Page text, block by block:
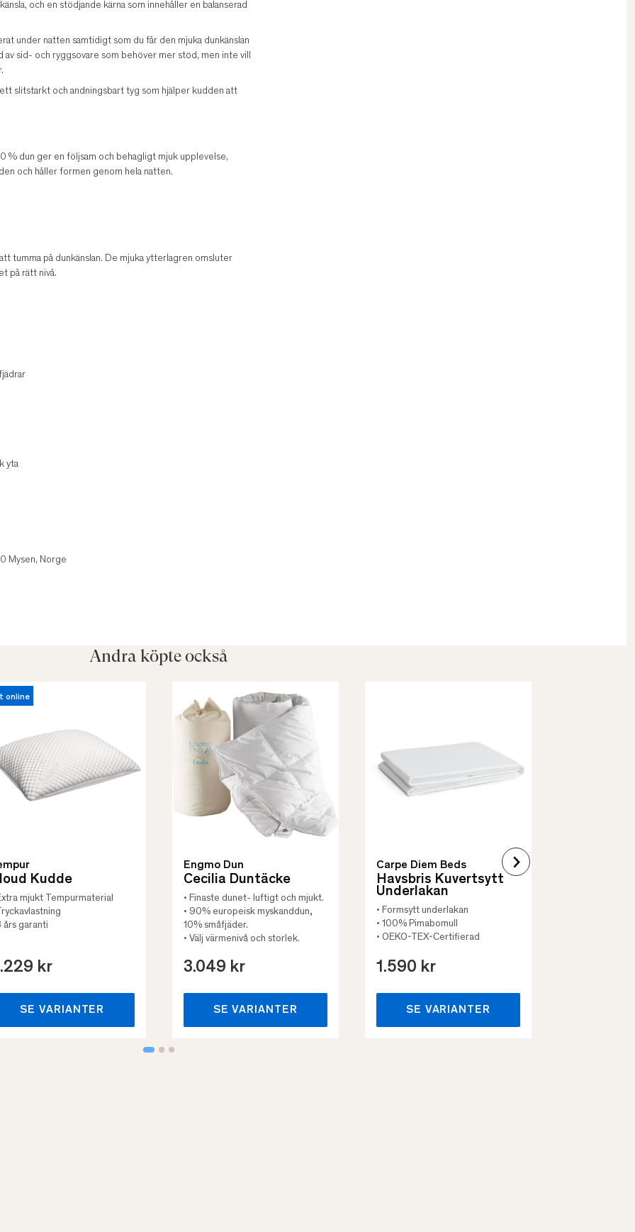
och en stödjande kärna som innehåller en balanserad
under natten samtidigt som du får den mjuka dunkänslan
sid- och ryggsovare som behöver mer stöd, men inte vill
slitstarkt och andningsbart tyg som hjälper kudden att
% dun ger en följsam och behagligt mjuk upplevelse,
och håller formen genom hela natten.
tumma på dunkänslan. De mjuka ytterlagren omsluter
på rätt nivå.
yta
Mysen, Norge
Andra köpte också
online
Kudde
mjukt Tempurmaterial
års garanti
kr
SE VARIANTER
Engmo Dun
Cecilia Duntäcke
• Finaste dunet- luftigt och mjukt.
• 90% europeisk myskanddun,
10% småfjäder.
• Välj värmenivå och storlek.
3.049 kr
SE VARIANTER
Carpe Diem Beds
Havsbris Kuvertsytt
Underlakan
• Formsytt underlakan
• 100% Pimabomull
• OEKO-TEX-Certifierad
1.590 kr
SE VARIANTER